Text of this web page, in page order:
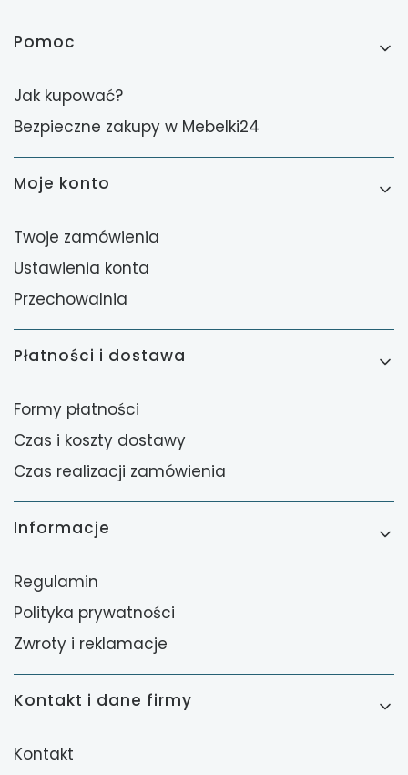
Linki w stopce
Pomoc
Jak kupować?
Bezpieczne zakupy w Mebelki24
Moje konto
Twoje zamówienia
Ustawienia konta
Przechowalnia
Płatności i dostawa
Formy płatności
Czas i koszty dostawy
Czas realizacji zamówienia
Informacje
Regulamin
Polityka prywatności
Zwroty i reklamacje
Kontakt i dane firmy
Kontakt